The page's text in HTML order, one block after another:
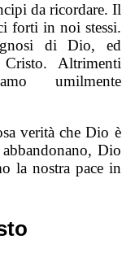
da ricordare. Il
forti in noi stessi.
di Dio, ed
Altrimenti
umilmente
verità che Dio è
Dio
la nostra pace in